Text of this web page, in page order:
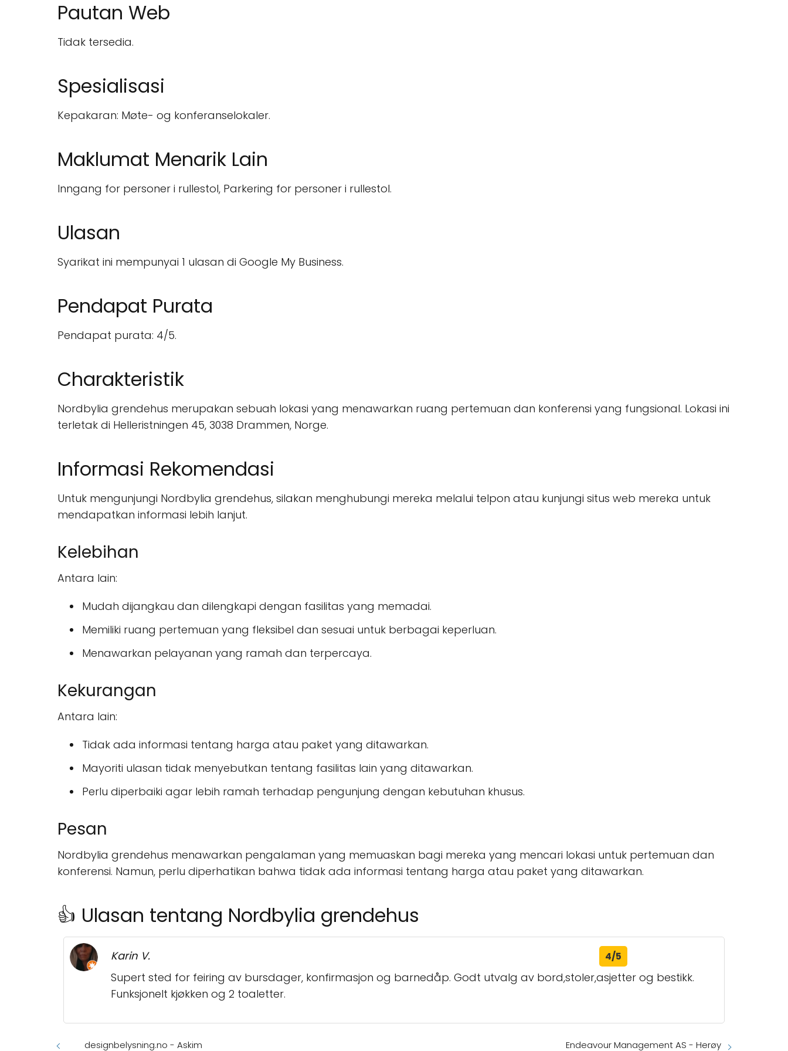
Pautan Web
Tidak tersedia.
Spesialisasi
Kepakaran: Møte- og konferanselokaler.
Maklumat Menarik Lain
Inngang for personer i rullestol, Parkering for personer i rullestol.
Ulasan
Syarikat ini mempunyai 1 ulasan di Google My Business.
Pendapat Purata
Pendapat purata: 4/5.
Charakteristik
Nordbylia grendehus merupakan sebuah lokasi yang menawarkan ruang pertemuan dan konferensi yang fungsional. Lokasi ini
terletak di Helleristningen 45, 3038 Drammen, Norge.
Informasi Rekomendasi
Untuk mengunjungi Nordbylia grendehus, silakan menghubungi mereka melalui telpon atau kunjungi situs web mereka untuk
mendapatkan informasi lebih lanjut.
Kelebihan
Antara lain:
Mudah dijangkau dan dilengkapi dengan fasilitas yang memadai.
Memiliki ruang pertemuan yang fleksibel dan sesuai untuk berbagai keperluan.
Menawarkan pelayanan yang ramah dan terpercaya.
Kekurangan
Antara lain:
Tidak ada informasi tentang harga atau paket yang ditawarkan.
Mayoriti ulasan tidak menyebutkan tentang fasilitas lain yang ditawarkan.
Perlu diperbaiki agar lebih ramah terhadap pengunjung dengan kebutuhan khusus.
Pesan
Nordbylia grendehus menawarkan pengalaman yang memuaskan bagi mereka yang mencari lokasi untuk pertemuan dan
konferensi. Namun, perlu diperhatikan bahwa tidak ada informasi tentang harga atau paket yang ditawarkan.
👍 Ulasan tentang Nordbylia grendehus
Karin V. 4/5
Supert sted for feiring av bursdager, konfirmasjon og barnedåp. Godt utvalg av bord,stoler,asjetter og bestikk.
Funksjonelt kjøkken og 2 toaletter.
designbelysning.no - Askim Endeavour Management AS - Herøy